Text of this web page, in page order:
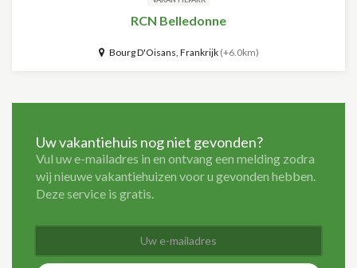
RCN Belledonne
Bourg D'Oisans, Frankrijk (+6.0km)
Uw vakantiehuis nog niet gevonden?
Vul uw e-mailadres in en ontvang een melding zodra
wij nieuwe vakantiehuizen voor u gevonden hebben.
Deze service is gratis.